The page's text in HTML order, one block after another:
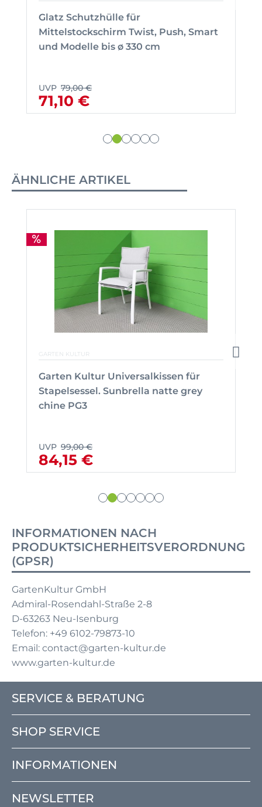
Glatz Schutzhülle für
Mittelstockschirm Twist, Push, Smart
und Modelle bis ø 330 cm
UVP 79,00 €
71,10 €
ÄHNLICHE ARTIKEL
GARTEN KULTUR
Garten Kultur Universalkissen für
Stapelsessel. Sunbrella natte grey
chine PG3
UVP 99,00 €
84,15 €
INFORMATIONEN NACH
PRODUKTSICHERHEITSVERORDNUNG
(GPSR)
GartenKultur GmbH
Admiral-Rosendahl-Straße 2-8
D-63263 Neu-Isenburg
Telefon: +49 6102-79873-10
Email: contact@garten-kultur.de
www.garten-kultur.de
SERVICE & BERATUNG
SHOP SERVICE
INFORMATIONEN
NEWSLETTER